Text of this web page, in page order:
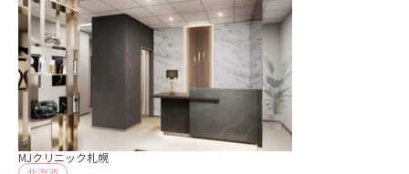
MJクリニック札幌